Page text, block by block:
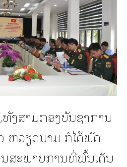
ງສາມກອງບັນຊາການ
-ຫວຽດນາມ ກໍໄດ້ພັດ
ສະພາບການທີ່ພົ້ນເດັ່ນ